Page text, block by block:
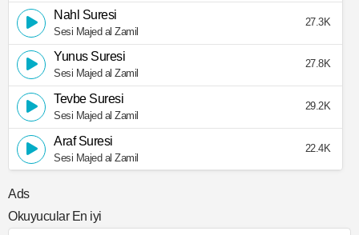
Nahl Suresi
Sesi Majed al Zamil
27.3K
Yunus Suresi
Sesi Majed al Zamil
27.8K
Tevbe Suresi
Sesi Majed al Zamil
29.2K
Araf Suresi
Sesi Majed al Zamil
22.4K
Ads
Okuyucular En iyi